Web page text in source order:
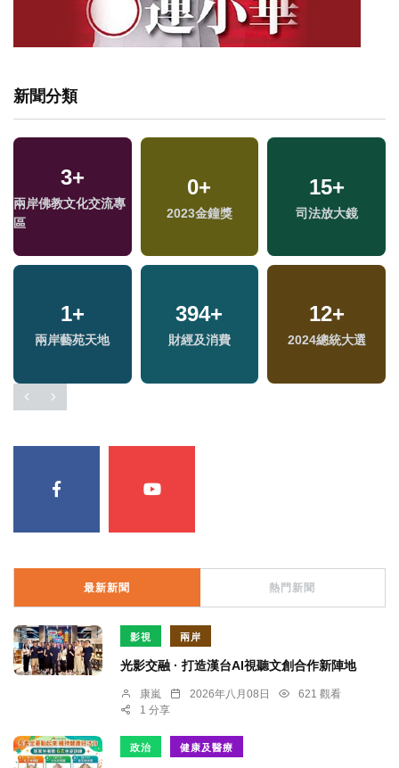
新聞分類
3+
兩岸佛教文化交流專
區
0+
2023金鐘獎
15+
司法放大鏡
1+
兩岸藝苑天地
394+
財經及消費
12+
2024總統大選
最新新聞 熱門新聞
影視 兩岸
光影交融 · 打造漢台AI視聽文創合作新陣地
康嵐 2026年八月08日
621 觀看
1 分享
政治 健康及醫療